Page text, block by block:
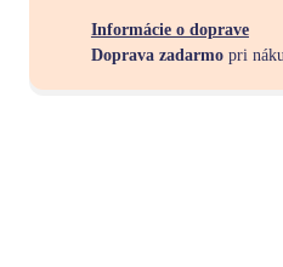
Informácie o doprave
Doprava zadarmopri